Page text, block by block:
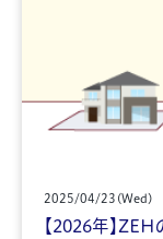
2025/04/23(Wed)
【2026年】